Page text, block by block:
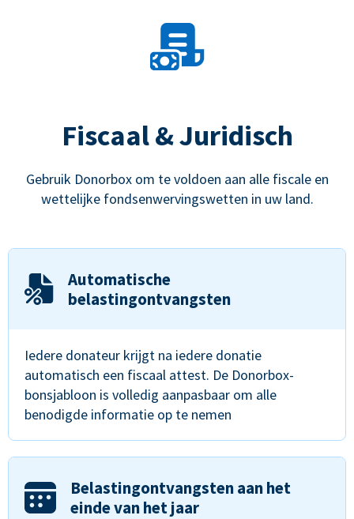
Fiscaal & Juridisch
Gebruik Donorbox om te voldoen aan alle fiscale en
wettelijke fondsenwervingswetten in uw land.
Automatische
belastingontvangsten
Iedere donateur krijgt na iedere donatie
automatisch een fiscaal attest. De Donorbox-
bonsjabloon is volledig aanpasbaar om alle
benodigde informatie op te nemen
Belastingontvangsten aan het
einde van het jaar